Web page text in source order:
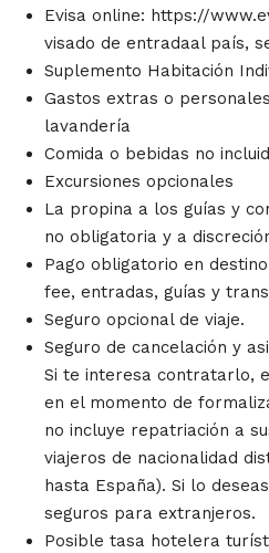
Evisa online: https://
visado de entradaal país,
Suplemento Habitación
Gastos extras o
lavandería
Comida o bebidas no
Excursiones opcionales
La propina a los guías y
no obligatoria y a
Pago obligatorio en
fee, entradas, guías y
Seguro opcional de viaje.
Seguro de cancelación y
Si te interesa contratarlo,
en el momento de
no incluye repatriación a
viajeros de nacionalidad
hasta España). Si lo
seguros para extranjeros.
Posible tasa hotelera